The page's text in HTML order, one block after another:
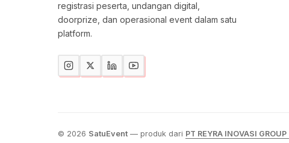
registrasi peserta, undangan digital,
doorprize, dan operasional event dalam satu
platform.
© 2026 SatuEvent — produk dari PT REYRA INOVASI GROUP